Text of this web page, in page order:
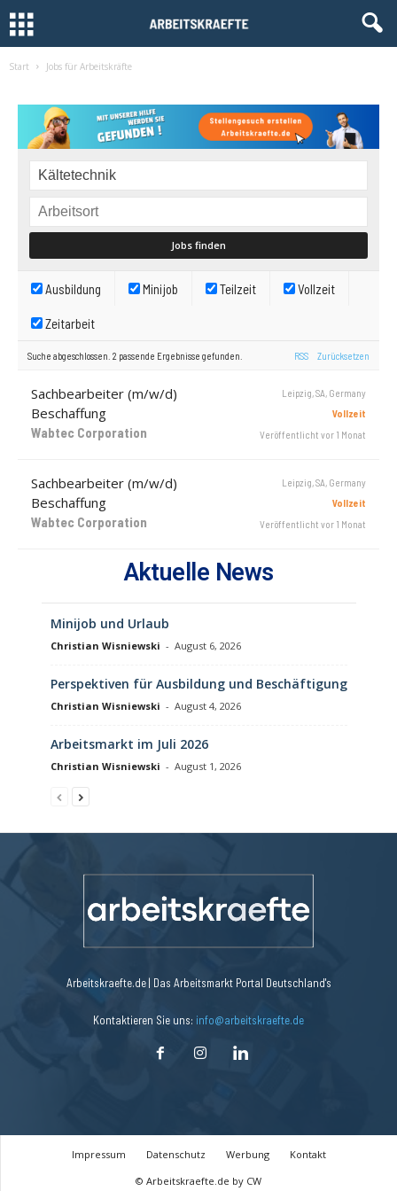
Start Jobs für Arbeitskräfte
Ausbildung Minijob Teilzeit Vollzeit
Zeitarbeit
Suche abgeschlossen. 2 passende Ergebnisse gefunden. Zurücksetzen
RSS
Sachbearbeiter (m/w/d)
Beschaffung
Wabtec Corporation
Leipzig, SA, Germany
Vollzeit
Veröffentlicht vor 1 Monat
Sachbearbeiter (m/w/d)
Beschaffung
Wabtec Corporation
Leipzig, SA, Germany
Vollzeit
Veröffentlicht vor 1 Monat
Aktuelle News
Minijob und Urlaub
Christian Wisniewski - August 6, 2026
Perspektiven für Ausbildung und Beschäftigung
Christian Wisniewski - August 4, 2026
Arbeitsmarkt im Juli 2026
Christian Wisniewski - August 1, 2026
Arbeitskraefte.de | Das Arbeitsmarkt Portal Deutschland's
Kontaktieren Sie uns: info@arbeitskraefte.de
Impressum Datenschutz Werbung
Kontakt
© Arbeitskraefte.de by CW